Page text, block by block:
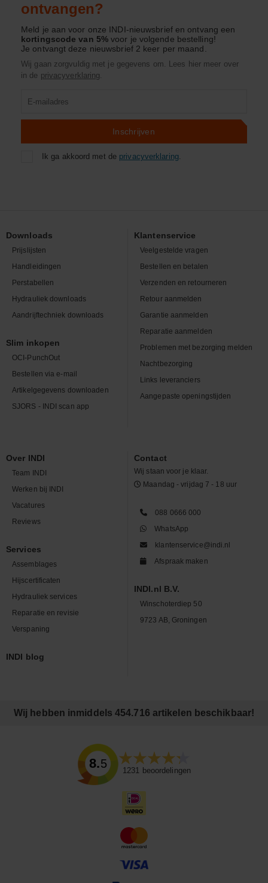
ontvangen?
Meld je aan voor onze INDI-nieuwsbrief en ontvang een
kortingscode van 5%voor je volgende bestelling!
Je ontvangt deze nieuwsbrief 2 keer per maand.
Wij gaan zorgvuldig met je gegevens om. Lees hier meer over
in de privacyverklaring.
Inschrijven
Ik ga akkoord met de privacyverklaring.
Downloads
Prijslijsten
Handleidingen
Perstabellen
Hydrauliek downloads
Aandrijftechniek downloads
Slim inkopen
OCI-PunchOut
Bestellen via e-mail
Artikelgegevens downloaden
SJORS - INDI scan app
Klantenservice
Veelgestelde vragen
Bestellen en betalen
Verzenden en retourneren
Retour aanmelden
Garantie aanmelden
Reparatie aanmelden
Problemen met bezorging melden
Nachtbezorging
Links leveranciers
Aangepaste openingstijden
Over INDI
Team INDI
Werken bij INDI
Vacatures
Reviews
Services
Assemblages
Hijscertificaten
Hydrauliek services
Reparatie en revisie
Verspaning
INDI blog
Contact
Wij staan voor je klaar.
Maandag - vrijdag 7 - 18 uur
088 0666 000
WhatsApp
klantenservice@indi.nl
Afspraak maken
INDI.nl B.V.
Winschoterdiep 50
9723 AB, Groningen
Wij hebben inmiddels 454.716 artikelen beschikbaar!
8.5
1231 beoordelingen